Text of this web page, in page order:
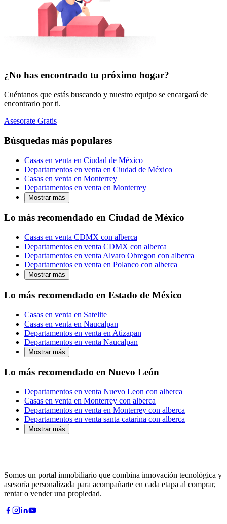
¿No has encontrado tu próximo hogar?
Cuéntanos que estás buscando y nuestro equipo se encargará de
encontrarlo por ti.
Asesorate Gratis
Búsquedas más populares
Casas en venta en Ciudad de México
Departamentos en venta en Ciudad de México
Casas en venta en Monterrey
Departamentos en venta en Monterrey
Mostrar más
Lo más recomendado en Ciudad de México
Casas en venta CDMX con alberca
Departamentos en venta CDMX con alberca
Departamentos en venta Alvaro Obregon con alberca
Departamentos en venta en Polanco con alberca
Mostrar más
Lo más recomendado en Estado de México
Casas en venta en Satelite
Casas en venta en Naucalpan
Departamentos en venta en Atizapan
Departamentos en venta Naucalpan
Mostrar más
Lo más recomendado en Nuevo León
Departamentos en venta Nuevo Leon con alberca
Casas en venta en Monterrey con alberca
Departamentos en venta en Monterrey con alberca
Departamentos en venta santa catarina con alberca
Mostrar más
Somos un portal inmobiliario que combina innovación tecnológica y
asesoría personalizada para acompañarte en cada etapa al comprar,
rentar o vender una propiedad.